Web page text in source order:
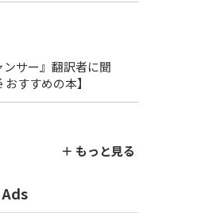
ンサー』翻訳者に聞
すすめの本】
＋ もっと見る